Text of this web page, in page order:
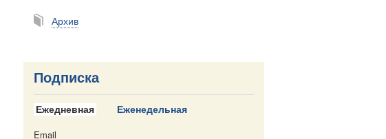
Архив
Подписка
Ежедневная Еженедельная
Email